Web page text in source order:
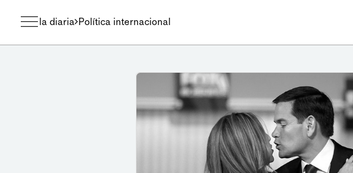
la diaria Política internacional